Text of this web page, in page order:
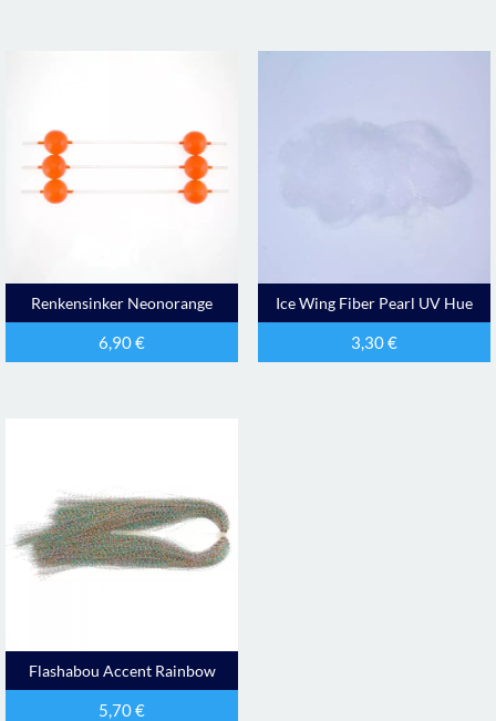
Renkensinker Neonorange
6,90€
Ice Wing Fiber Pearl UV Hue
3,30€
Flashabou Accent Rainbow
5,70€